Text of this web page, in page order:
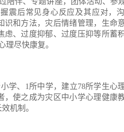
震后常见身心反应及其应对，
和方法，灾后情绪管理，生命
、过度抑郁、过度压抑等所蓄
理尽快康复。
学、1所中学，建立78所学生心
使之成为灾区中小学心理健康
机制。